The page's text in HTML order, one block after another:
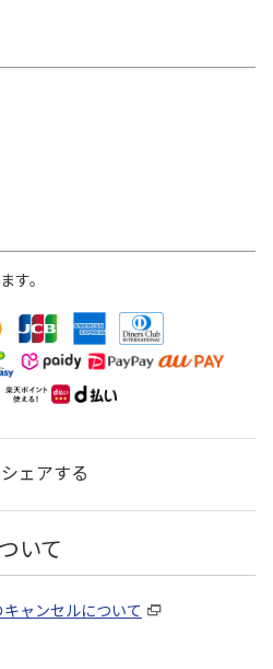
す。
シェアする
いて
ャンセルについて